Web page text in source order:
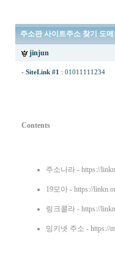
주소판 사이트주소 찾기 도
jinjun
- SiteLink #1 : 01011111234
Contents
주소나라- https://
19모아- https://
링크콜라- https://
밍키넷 주소 - https://